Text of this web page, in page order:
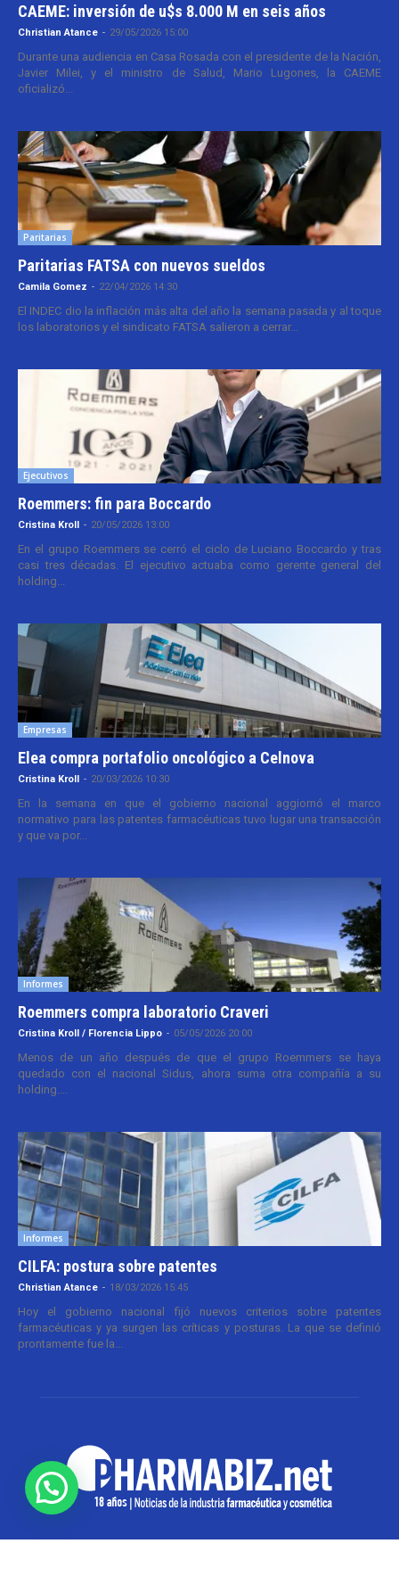
CAEME: inversión de u$s 8.000 M en seis años
Christian Atance - 29/05/2026 15:00
Durante una audiencia en Casa Rosada con el presidente de la Nación,
Javier Milei, y el ministro de Salud, Mario Lugones, la CAEME
oficializó...
Paritarias
Paritarias FATSA con nuevos sueldos
Camila Gomez - 22/04/2026 14:30
El INDEC dio la inflación más alta del año la semana pasada y al toque
los laboratorios y el sindicato FATSA salieron a cerrar...
Ejecutivos
Roemmers: fin para Boccardo
Cristina Kroll - 20/05/2026 13:00
En el grupo Roemmers se cerró el ciclo de Luciano Boccardo y tras
casi tres décadas. El ejecutivo actuaba como gerente general del
holding...
Empresas
Elea compra portafolio oncológico a Celnova
Cristina Kroll - 20/03/2026 10:30
En la semana en que el gobierno nacional aggiornó el marco
normativo para las patentes farmacéuticas tuvo lugar una transacción
y que va por...
Informes
Roemmers compra laboratorio Craveri
Cristina Kroll / Florencia Lippo - 05/05/2026 20:00
Menos de un año después de que el grupo Roemmers se haya
quedado con el nacional Sidus, ahora suma otra compañía a su
holding....
Informes
CILFA: postura sobre patentes
Christian Atance - 18/03/2026 15:45
Hoy el gobierno nacional fijó nuevos criterios sobre patentes
farmacéuticas y ya surgen las críticas y posturas. La que se definió
prontamente fue la...